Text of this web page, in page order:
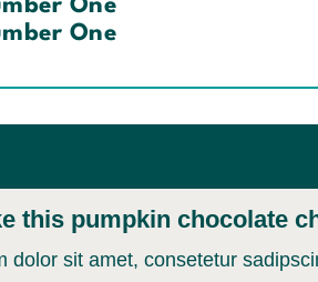
One
One
this pumpkin chocolate
dolor sit amet, consetetur